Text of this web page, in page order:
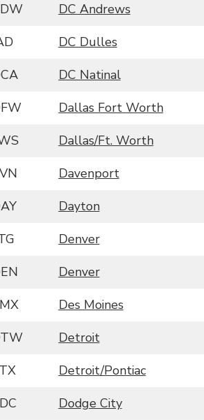
DC Andrews
DC Dulles
DC Natinal
Dallas Fort Worth
Dallas/Ft. Worth
Davenport
Dayton
Denver
Denver
Des Moines
Detroit
Detroit/Pontiac
Dodge City